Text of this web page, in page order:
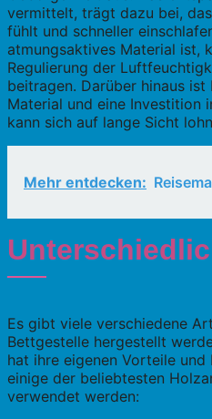
vermittelt, trägt dazu bei,
fühlt und schneller
atmungsaktives Material ist,
Regulierung der
beitragen. Darüber hinaus
Material und eine Investition
kann sich auf lange Sicht
Mehr entdecken:
Es gibt viele verschiedene
Bettgestelle hergestellt
hat ihre eigenen Vorteile und
einige der beliebtesten
verwendet werden: